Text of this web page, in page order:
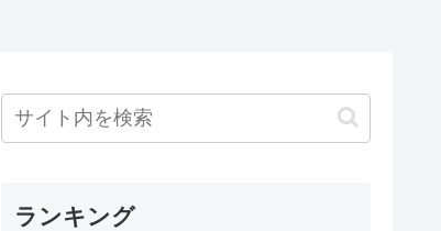
ランキング